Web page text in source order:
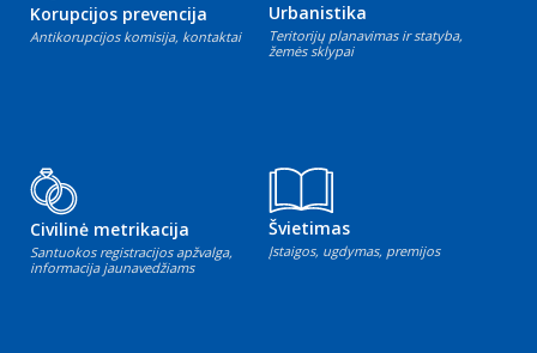
Korupcijos prevencija
Antikorupcijos komisija, kontaktai
Urbanistika
Teritorijų planavimas ir statyba,
žemės sklypai
Civilinė metrikacija
Santuokos registracijos apžvalga,
informacija jaunavedžiams
Švietimas
Įstaigos, ugdymas, premijos